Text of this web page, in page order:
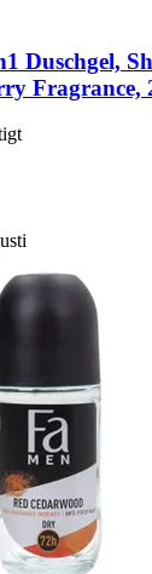
Duschgel,
Fragrance,